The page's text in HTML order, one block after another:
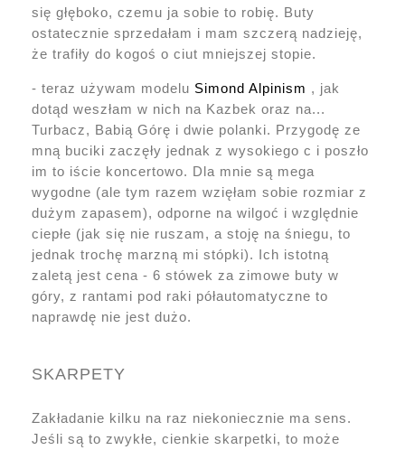
się głęboko, czemu ja sobie to robię. Buty
ostatecznie sprzedałam i mam szczerą nadzieję,
że trafiły do kogoś o ciut mniejszej stopie.
- teraz używam modelu Simond Alpinism , jak
dotąd weszłam w nich na Kazbek oraz na...
Turbacz, Babią Górę i dwie polanki. Przygodę ze
mną buciki zaczęły jednak z wysokiego c i poszło
im to iście koncertowo. Dla mnie są mega
wygodne (ale tym razem wzięłam sobie rozmiar z
dużym zapasem), odporne na wilgoć i względnie
ciepłe (jak się nie ruszam, a stoję na śniegu, to
jednak trochę marzną mi stópki). Ich istotną
zaletą jest cena - 6 stówek za zimowe buty w
góry, z rantami pod raki półautomatyczne to
naprawdę nie jest dużo.
SKARPETY
Zakładanie kilku na raz niekoniecznie ma sens.
Jeśli są to zwykłe, cienkie skarpetki, to może